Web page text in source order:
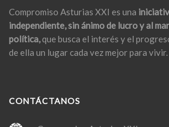
Compromiso Asturias XXI es una
independiente, sin ánimo de lucro y al
política,que busca el interés y el
de ella un lugar cada vez mejor para vivir.
CONTÁCTANOS